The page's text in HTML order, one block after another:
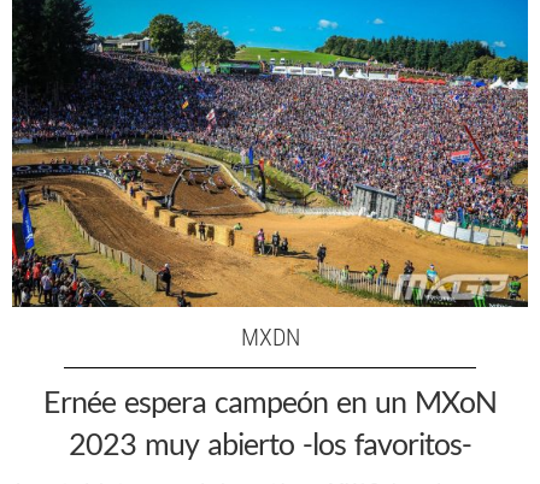
MXDN
Ernée espera campeón en un MXoN
2023 muy abierto -los favoritos-